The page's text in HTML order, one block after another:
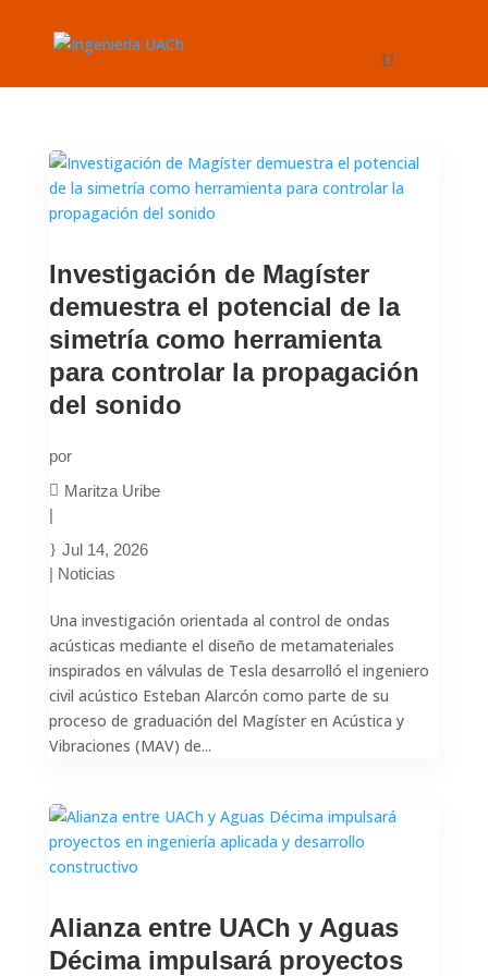
Investigación de Magíster
demuestra el potencial de la
simetría como herramienta
para controlar la propagación
del sonido
por
Maritza Uribe
|
Jul 14, 2026
| Noticias
Una investigación orientada al control de ondas
acústicas mediante el diseño de metamateriales
inspirados en válvulas de Tesla desarrolló el ingeniero
civil acústico Esteban Alarcón como parte de su
proceso de graduación del Magíster en Acústica y
Vibraciones (MAV) de...
Alianza entre UACh y Aguas
Décima impulsará proyectos